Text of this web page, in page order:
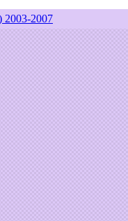
2003-2007